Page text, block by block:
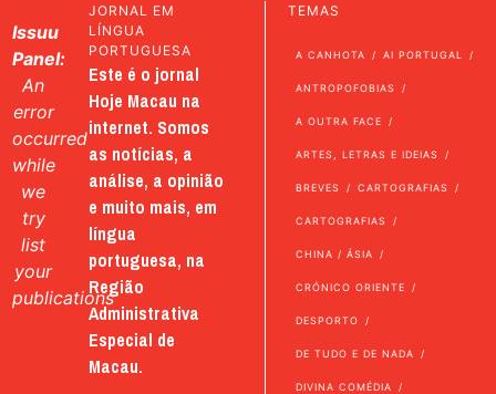
Issuu
Panel:
An
error
occurred
while
we
try
list
your
publications
JORNAL EM
LÍNGUA
PORTUGUESA
Este é o jornal
Hoje Macau na
internet. Somos
as notícias, a
análise, a opinião
e muito mais, em
língua
portuguesa, na
Região
Administrativa
Especial de
Macau.
TEMAS
A CANHOTA AI PORTUGAL
ANTROPOFOBIAS
A OUTRA FACE
ARTES, LETRAS E IDEIAS
BREVES CARTOGRAFIAS
CARTOGRAFIAS
CHINA / ÁSIA
CRÓNICO ORIENTE
DESPORTO
DE TUDO E DE NADA
DIVINA COMÉDIA